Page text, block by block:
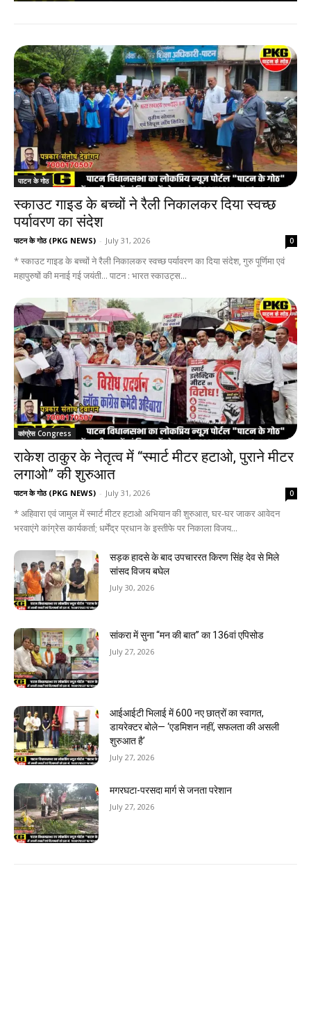
पाटन के गोठ
स्काउट गाइड के बच्चों ने रैली निकालकर दिया स्वच्छ
पर्यावरण का संदेश
पाटन के गोठ (PKG NEWS) - July 31, 2026 0
* स्काउट गाइड के बच्चों ने रैली निकालकर स्वच्छ पर्यावरण का दिया संदेश, गुरु पूर्णिमा एवं
महापुरुषों की मनाई गई जयंती... पाटन : भारत स्काउट्स...
कांग्रेस Congress
राकेश ठाकुर के नेतृत्व में “स्मार्ट मीटर हटाओ, पुराने मीटर
लगाओ” की शुरुआत
पाटन के गोठ (PKG NEWS) - July 31, 2026 0
* अहिवारा एवं जामुल में स्मार्ट मीटर हटाओ अभियान की शुरुआत, घर-घर जाकर आवेदन
भरवाएंगे कांग्रेस कार्यकर्ता; धर्मेंद्र प्रधान के इस्तीफे पर निकाला विजय...
सड़क हादसे के बाद उपचाररत किरण सिंह देव से मिले
सांसद विजय बघेल
July 30, 2026
सांकरा में सुना “मन की बात” का 136वां एपिसोड
July 27, 2026
आईआईटी भिलाई में 600 नए छात्रों का स्वागत,
डायरेक्टर बोले— ‘एडमिशन नहीं, सफलता की असली
शुरुआत है’
July 27, 2026
मगरघटा-परसदा मार्ग से जनता परेशान
July 27, 2026